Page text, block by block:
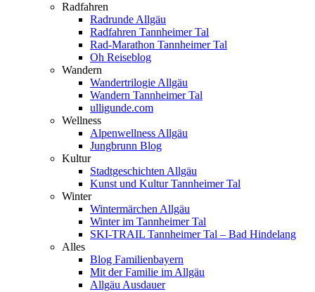
Radfahren
Radrunde Allgäu
Radfahren Tannheimer Tal
Rad-Marathon Tannheimer Tal
Oh Reiseblog
Wandern
Wandertrilogie Allgäu
Wandern Tannheimer Tal
ulligunde.com
Wellness
Alpenwellness Allgäu
Jungbrunn Blog
Kultur
Stadtgeschichten Allgäu
Kunst und Kultur Tannheimer Tal
Winter
Wintermärchen Allgäu
Winter im Tannheimer Tal
SKI-TRAIL Tannheimer Tal – Bad Hindelang
Alles
Blog Familienbayern
Mit der Familie im Allgäu
Allgäu Ausdauer